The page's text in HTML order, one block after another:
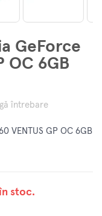
GeForce
OC 6GB
întrebare
VENTUS GP OC 6GB
stoc.